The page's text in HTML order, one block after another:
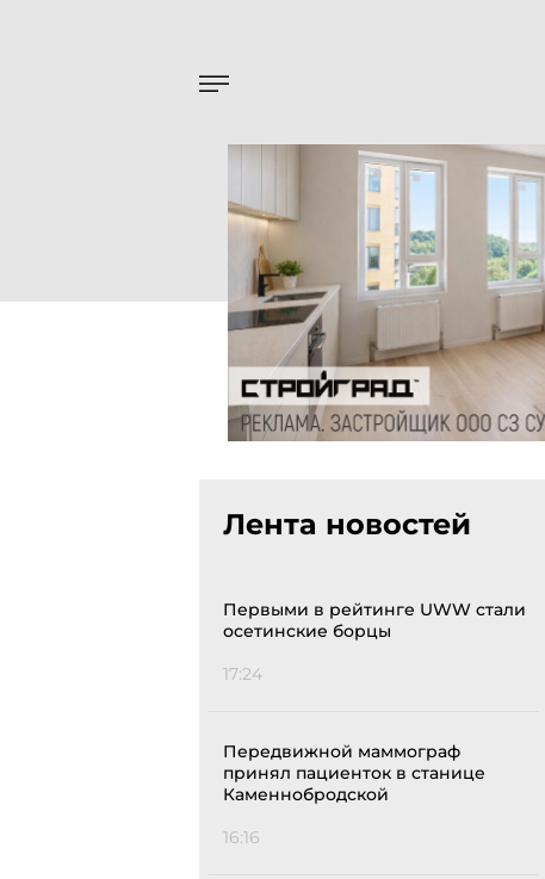
Лента новостей
Первыми в рейтинге UWW стали
осетинские борцы
17:24
Передвижной маммограф
принял пациенток в станице
Каменнобродской
16:16